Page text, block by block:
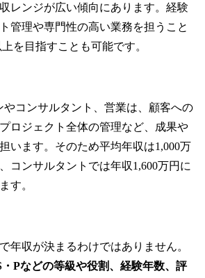
レンジが広い傾向にあります。経験
管理や専門性の高い業務を担うこと
を目指すことも可能です。
やコンサルタント、営業は、顧客への
ロジェクト全体の管理など、成果や
います。そのため平均年収は1,000万
コンサルタントでは年収1,600万円に
す。
年収が決まるわけではありません。
Pなどの等級や役割、経験年数、評